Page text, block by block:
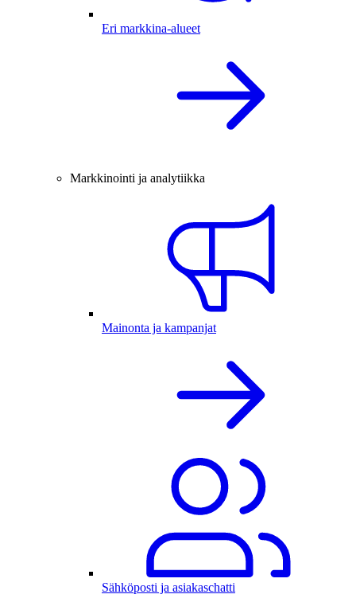
Eri markkina-alueet
Markkinointi ja analytiikka
Mainonta ja kampanjat
Sähköposti ja asiakaschatti